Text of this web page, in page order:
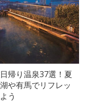
帰り温泉37選！夏
や有馬でリフレッ
う